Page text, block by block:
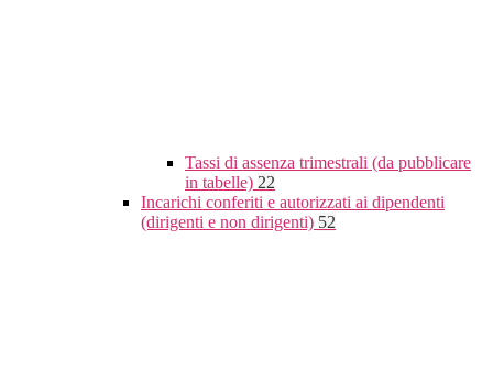
Tassi di assenza trimestrali (da pubblicare
in tabelle) 22
Incarichi conferiti e autorizzati ai dipendenti
(dirigenti e non dirigenti) 52